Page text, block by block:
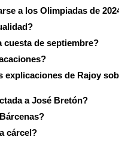
a los Olimpiadas de
cuesta de septiembre?
explicaciones de Rajoy
a José Bretón?
cárcel?